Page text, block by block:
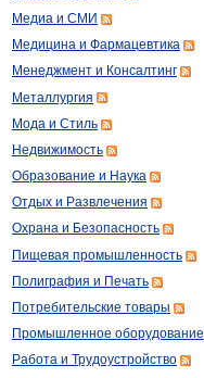
Медиа и СМИ
Медицина и Фармацевтика
Менеджмент и Консалтинг
Металлургия
Мода и Стиль
Недвижимость
Образование и Наука
Отдых и Развлечения
Охрана и Безопасность
Пищевая промышленность
Полиграфия и Печать
Потребительские товары
Промышленное оборудование
Работа и Трудоустройство